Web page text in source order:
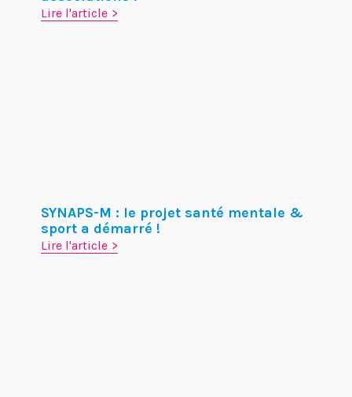
Lire l'article
SYNAPS-M : le projet santé mentale &
sport a démarré !
Lire l'article